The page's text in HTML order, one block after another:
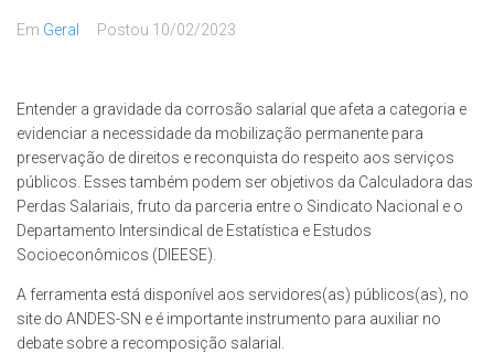
Em Geral Postou 10/02/2023
Entender a gravidade da corrosão salarial que afeta a categoria e
evidenciar a necessidade da mobilização permanente para
preservação de direitos e reconquista do respeito aos serviços
públicos. Esses também podem ser objetivos da Calculadora das
Perdas Salariais, fruto da parceria entre o Sindicato Nacional e o
Departamento Intersindical de Estatística e Estudos
Socioeconômicos (DIEESE).
A ferramenta está disponível aos servidores(as) públicos(as), no
site do ANDES-SN e é importante instrumento para auxiliar no
debate sobre a recomposição salarial.